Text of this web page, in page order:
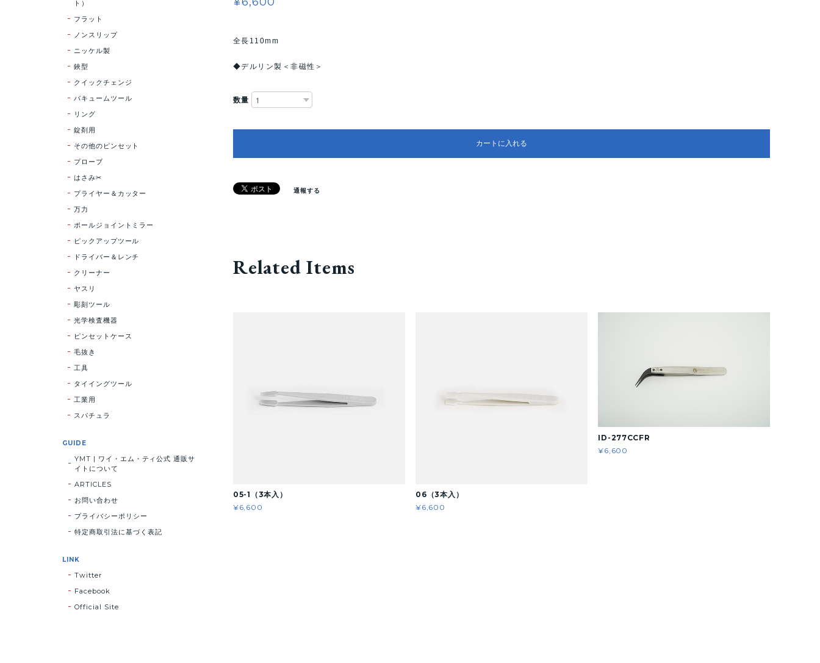
全長110mm
◆デルリン製＜非磁性＞
数量
カートに入れる
通報する
Related Items
05-1（3本入）
¥6,600
06（3本入）
¥6,600
ID-277CCFR
¥6,600
ト）
フラット
ノンスリップ
ニッケル製
鋏型
クイックチェンジ
バキュームツール
リング
錠剤用
その他のピンセット
プローブ
はさみ✂
プライヤー＆カッター
万力
ポールジョイントミラー
ピックアップツール
ドライバー＆レンチ
クリーナー
ヤスリ
彫刻ツール
光学検査機器
ピンセットケース
毛抜き
工具
タイイングツール
工業用
スパチュラ
GUIDE
YMT | ワイ・エム・ティ公式 通販サ
イトについて
ARTICLES
お問い合わせ
プライバシーポリシー
特定商取引法に基づく表記
LINK
Twitter
Facebook
Official Site